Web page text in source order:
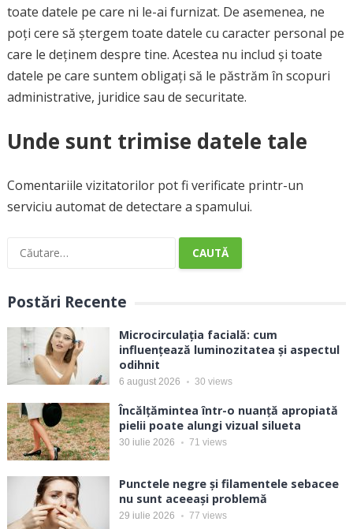
toate datele pe care ni le-ai furnizat. De asemenea, ne
poți cere să ștergem toate datele cu caracter personal pe
care le deținem despre tine. Acestea nu includ și toate
datele pe care suntem obligați să le păstrăm în scopuri
administrative, juridice sau de securitate.
Unde sunt trimise datele tale
Comentariile vizitatorilor pot fi verificate printr-un
serviciu automat de detectare a spamului.
Caută
Postări Recente
Microcirculația facială: cum
influențează luminozitatea și aspectul
odihnit
6 august 2026 30 views
Încălțămintea într-o nuanță apropiată
pielii poate alungi vizual silueta
30 iulie 2026 71 views
Punctele negre și filamentele sebacee
nu sunt aceeași problemă
29 iulie 2026 77 views